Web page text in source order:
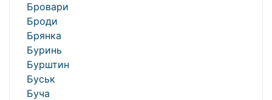
Бровари
Броди
Брянка
Буринь
Бурштин
Буськ
Буча